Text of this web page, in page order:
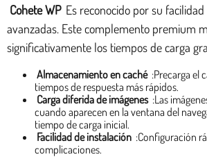
Cohete WP Es reconocido por su
avanzadas. Este complemento premium
significativamente los tiempos de carga
Almacenamiento en caché :Precarga el
tiempos de respuesta más rápidos.
Carga diferida de imágenes :Las
cuando aparecen en la ventana del
tiempo de carga inicial.
Facilidad de instalación :Configuración
complicaciones.